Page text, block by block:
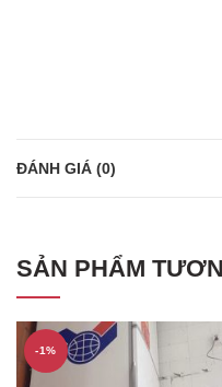
ĐÁNH GIÁ (0)
SẢN PHẨM
-1%